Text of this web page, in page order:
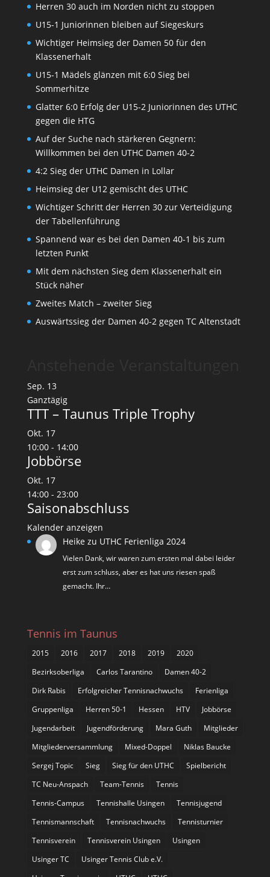
Herren 30 auch im Norden nicht zu stoppen
U15-1 Juniorinnen bleiben auf Siegeskurs
Wichtiger Heimsieg der Damen 50 für den
Klassenerhalt
U15-1 Mädels glänzen mit 6:0 Sieg bei
Sommerhitze
Glatter 6:0 Erfolg der U15-2 Juniorinnen des UTHC
gegen die HTG
Auf der Suche nach stärkeren Gegnern:
Willkommen bei den UTHC Damen 40-2
4:2 Sieg der UTHC Damen in Lollar
Heimsieg der U12 gemischt des UTHC
Wichtiger Schritt der Herren 30 zur Verteidigung
der Tabellenführung
Spannend war es bei den Damen 40-1 bis zum
letzten Punkt
Mit dem nächsten Sieg dem Klassenerhalt ein
Stück näher
Zweites Match – zweiter Sieg
Auswärtssieg der Damen 40-2 gegen TC Altenstadt
Sep. 13
Ganztägig
TTT – Taunus Triple Trophy
Okt. 17
10:00- 14:00
Jobbörse
Okt. 17
14:00- 23:00
Saisonabschluss
Kalender anzeigen
Heike zu UTHC Ferienliga 2024
Vielen Dank, wir waren zum ersten mal dabei leider
erst zum schluss, aber es hat uns riesen spaß
gemacht. Ihr…
Tennis im Taunus
2015 2016 2017 2018 2019
2020
Bezirksoberliga
Carlos Tarantino
Damen 40-2
Dirk Rabis
Erfolgreicher Tennisnachwuchs
Ferienliga
Gruppenliga
Herren 50-1 Hessen HTV
Jobbörse
Jugendarbeit
Jugendförderung Mara Guth
Mitglieder
Mitgliederversammlung
Mixed-Doppel
Niklas Baucke
Sergej Topic
Sieg Sieg für den UTHC
Spielbericht
TC Neu-Anspach
Team-Tennis
Tennis
Tennis-Campus
Tennishalle Usingen
Tennisjugend
Tennismannschaft
Tennisnachwuchs
Tennisturnier
Tennisverein
Tennisverein Usingen
Usingen
Usinger TC
Usinger Tennis Club e.V.